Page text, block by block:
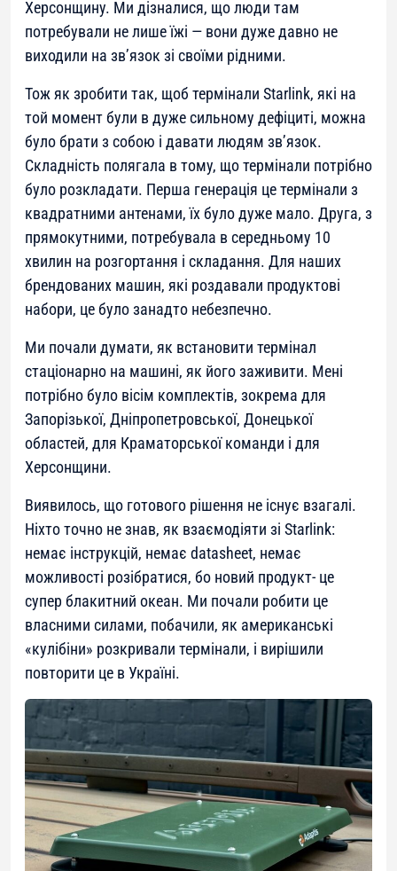
Херсонщину. Ми дізналися, що люди там
потребували не лише їжі — вони дуже давно не
виходили на зв’язок зі своїми рідними.
Тож як зробити так, щоб термінали Starlink, які на
той момент були в дуже сильному дефіциті, можна
було брати з собою і давати людям зв’язок.
Складність полягала в тому, що термінали потрібно
було розкладати. Перша генерація це термінали з
квадратними антенами, їх було дуже мало. Друга, з
прямокутними, потребувала в середньому 10
хвилин на розгортання і складання. Для наших
брендованих машин, які роздавали продуктові
набори, це було занадто небезпечно.
Ми почали думати, як встановити термінал
стаціонарно на машині, як його заживити. Мені
потрібно було вісім комплектів, зокрема для
Запорізької, Дніпропетровської, Донецької
областей, для Краматорської команди і для
Херсонщини.
Виявилось, що готового рішення не існує взагалі.
Ніхто точно не знав, як взаємодіяти зі Starlink:
немає інструкцій, немає datasheet, немає
можливості розібратися, бо новий продукт- це
супер блакитний океан. Ми почали робити це
власними силами, побачили, як американські
«кулібіни» розкривали термінали, і вирішили
повторити це в Україні.